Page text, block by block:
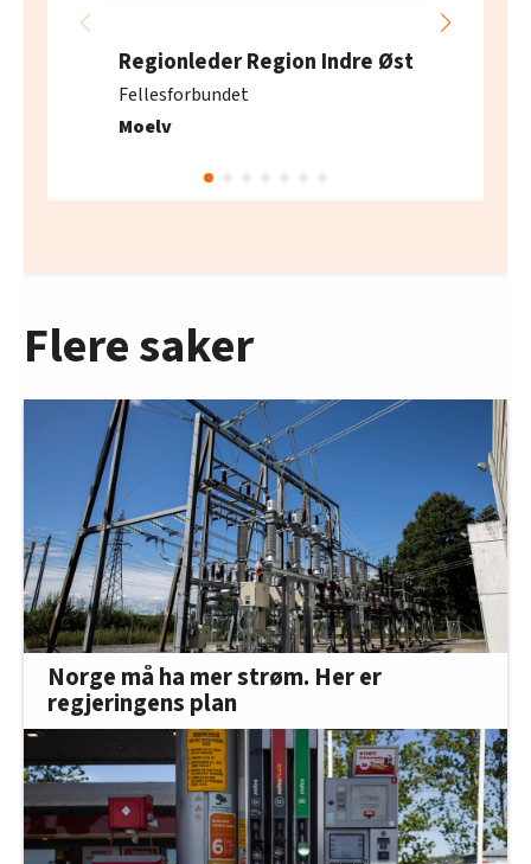
Regionleder Region Indre Øst
Fellesforbundet
Moelv
Flere saker
Norge må ha mer strøm. Her er
regjeringens plan